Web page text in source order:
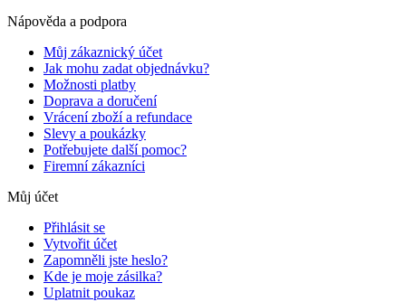
Nápověda a podpora
Můj zákaznický účet
Jak mohu zadat objednávku?
Možnosti platby
Doprava a doručení
Vrácení zboží a refundace
Slevy a poukázky
Potřebujete další pomoc?
Firemní zákazníci
Můj účet
Přihlásit se
Vytvořit účet
Zapomněli jste heslo?
Kde je moje zásilka?
Uplatnit poukaz